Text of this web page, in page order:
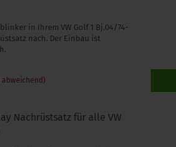
in Ihrem VW Golf 1 Bj.04/74-
nach. Der Einbau ist
Nachrüstsatz für alle VW